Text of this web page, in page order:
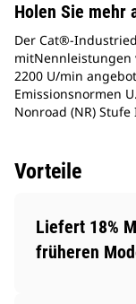
Holen Sie mehr
Der Cat®-
mitNennleistungen
2200 U/min
Emissionsnormen
Nonroad (NR) Stufe
Vorteile
Liefert 18%
früheren